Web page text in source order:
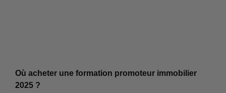
Où acheter une formation promoteur immobilier
2025 ?